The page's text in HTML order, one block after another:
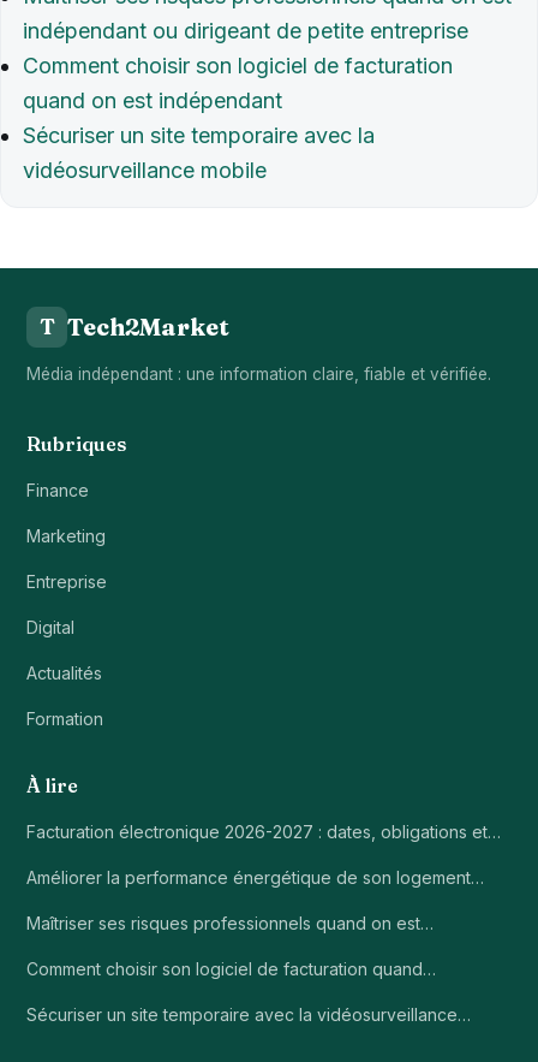
indépendant ou dirigeant de petite entreprise
Comment choisir son logiciel de facturation
quand on est indépendant
Sécuriser un site temporaire avec la
vidéosurveillance mobile
T Tech2Market
Média indépendant : une information claire, fiable et vérifiée.
Rubriques
Finance
Marketing
Entreprise
Digital
Actualités
Formation
À lire
Facturation électronique 2026-2027 : dates, obligations et…
Améliorer la performance énergétique de son logement…
Maîtriser ses risques professionnels quand on est…
Comment choisir son logiciel de facturation quand…
Sécuriser un site temporaire avec la vidéosurveillance…